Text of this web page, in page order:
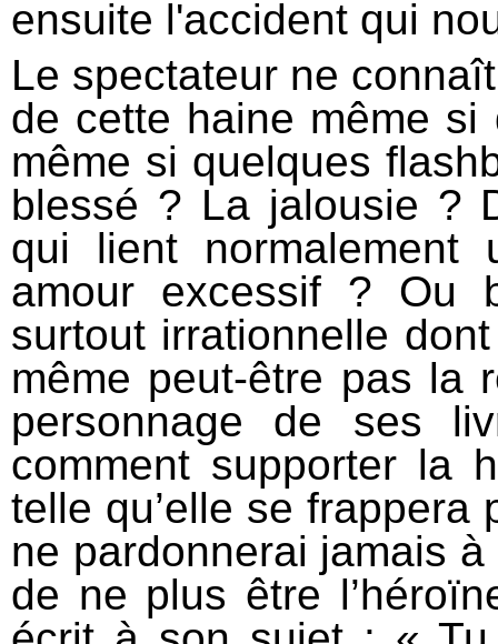
ensuite l'accident qui
Le spectateur ne
de cette haine même
même si quelques
blessé ? La jalousie ?
qui lient
amour excessif ? Ou
surtout irrationnelle
même peut-être pas la
personnage de ses
comment supporter la
telle qu’elle se frappera
ne pardonnerai jamais
de ne plus être